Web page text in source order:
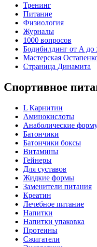
Тренинг
Питание
Физиология
Журналы
1000 вопросов
Бодибилдинг от А до
Мастерская
Страница Динамита
Спортивное
L Карнитин
Аминокислоты
Анаболические
Батончики
Батончики боксы
Витамины
Гейнеры
Для суставов
Жидкие формы
Заменители питания
Креатин
Лечебное питание
Напитки
Напитки упаковка
Протеины
Сжигатели